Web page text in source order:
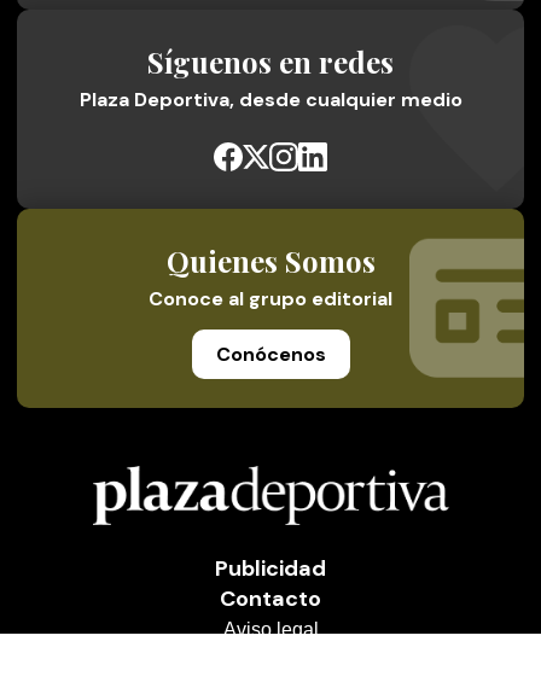
Síguenos en redes
Plaza Deportiva, desde cualquier medio
Quienes Somos
Conoce al grupo editorial
Conócenos
Publicidad
Contacto
Aviso legal